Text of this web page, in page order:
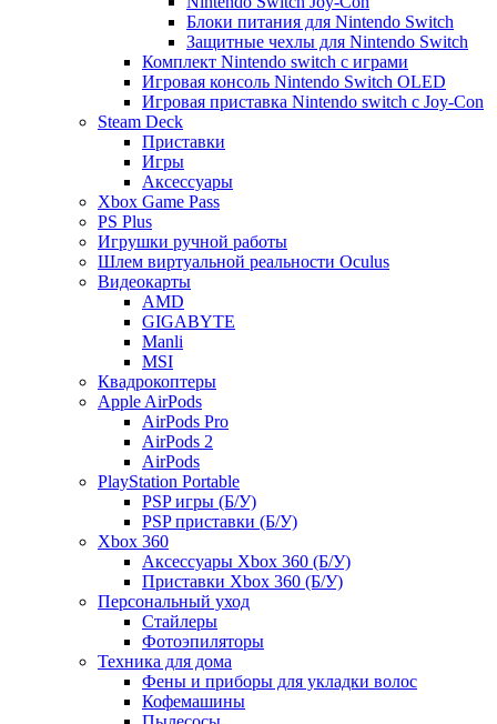
Блоки питания для Nintendo Switch
Защитные чехлы для Nintendo Switch
Комплект Nintendo switch с играми
Игровая консоль Nintendo Switch OLED
Игровая приставка Nintendo switch с Joy-Con
Steam Deck
Приставки
Игры
Аксессуары
Xbox Game Pass
PS Plus
Игрушки ручной работы
Шлем виртуальной реальности Oculus
Видеокарты
AMD
GIGABYTE
Manli
MSI
Квадрокоптеры
Apple AirPods
AirPods Pro
AirPods 2
AirPods
PlayStation Portable
PSP игры (Б/У)
PSP приставки (Б/У)
Xbox 360
Аксессуары Xbox 360 (Б/У)
Приставки Xbox 360 (Б/У)
Персональный уход
Стайлеры
Фотоэпиляторы
Техника для дома
Фены и приборы для укладки волос
Кофемашины